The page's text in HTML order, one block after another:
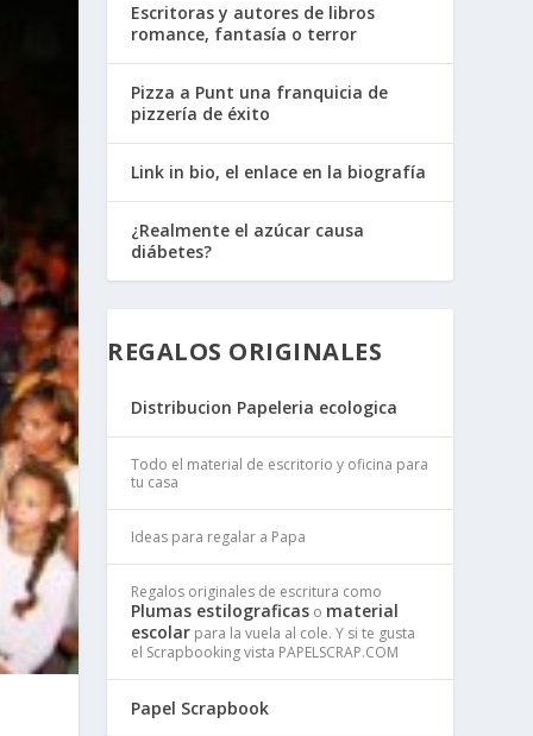
Escritoras y autores de libros
romance, fantasía o terror
Pizza a Punt una franquicia de
pizzería de éxito
Link in bio, el enlace en la biografía
¿Realmente el azúcar causa
diábetes?
REGALOS ORIGINALES
Distribucion Papeleria ecologica
Todo el material de escritorio y oficina para
tu casa
Ideas para regalar a Papa
Regalos originales de escritura como
Plumas estilograficas o material
escolar para la vuela al cole. Y si te gusta
el Scrapbooking vista PAPELSCRAP.COM
Papel Scrapbook